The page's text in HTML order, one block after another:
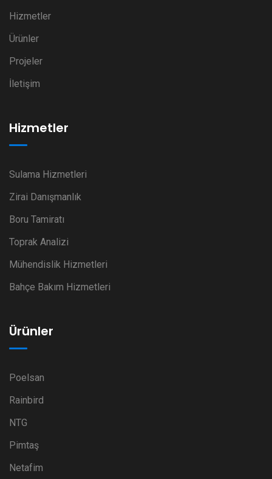
Hizmetler
Ürünler
Projeler
İletişim
Hizmetler
Sulama Hizmetleri
Zirai Danışmanlık
Boru Tamiratı
Toprak Analizi
Mühendislik Hizmetleri
Bahçe Bakım Hizmetleri
Ürünler
Poelsan
Rainbird
NTG
Pimtaş
Netafim